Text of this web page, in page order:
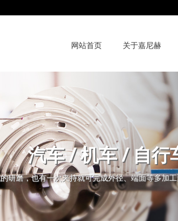
网站首页 关于嘉尼赫
汽车 / 机车 / 自行
研磨，也有一次夹持就可完成外径、端面等多加